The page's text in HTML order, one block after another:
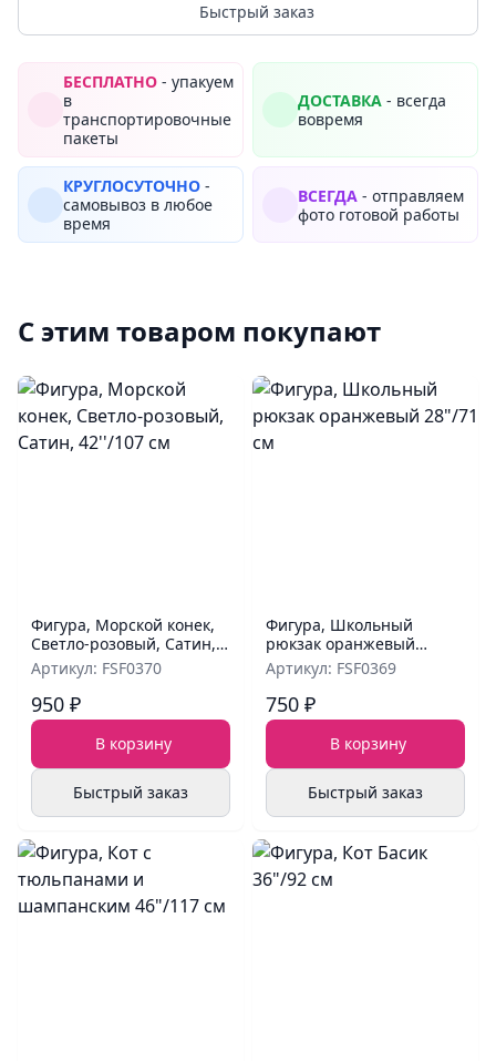
Быстрый заказ
БЕСПЛАТНО - упакуем
в
транспортировочные
пакеты
ДОСТАВКА - всегда
вовремя
КРУГЛОСУТОЧНО -
самовывоз в любое
время
ВСЕГДА - отправляем
фото готовой работы
С этим товаром покупают
Фигура, Морской конек,
Светло-розовый, Сатин,
42''/107 см
Артикул: FSF0370
950 ₽
В корзину
Быстрый заказ
Фигура, Школьный
рюкзак оранжевый
28"/71 см
Артикул: FSF0369
750 ₽
В корзину
Быстрый заказ